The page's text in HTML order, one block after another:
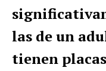
las de un
tienen